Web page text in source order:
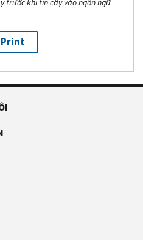
trước khi tin cậy vào ngôn ngữ
Print